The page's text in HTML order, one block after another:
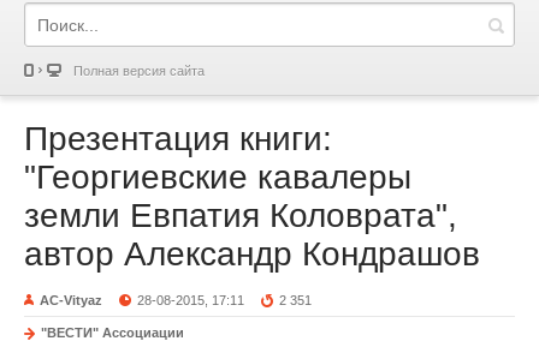
Полная версия сайта
Презентация книги:
"Георгиевские кавалеры
земли Евпатия Коловрата",
автор Александр Кондрашов
AC-Vityaz 28-08-2015, 17:11 2 351
"ВЕСТИ" Ассоциации